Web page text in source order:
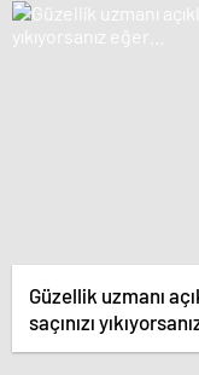
Güzellik uzmanı
saçınızı